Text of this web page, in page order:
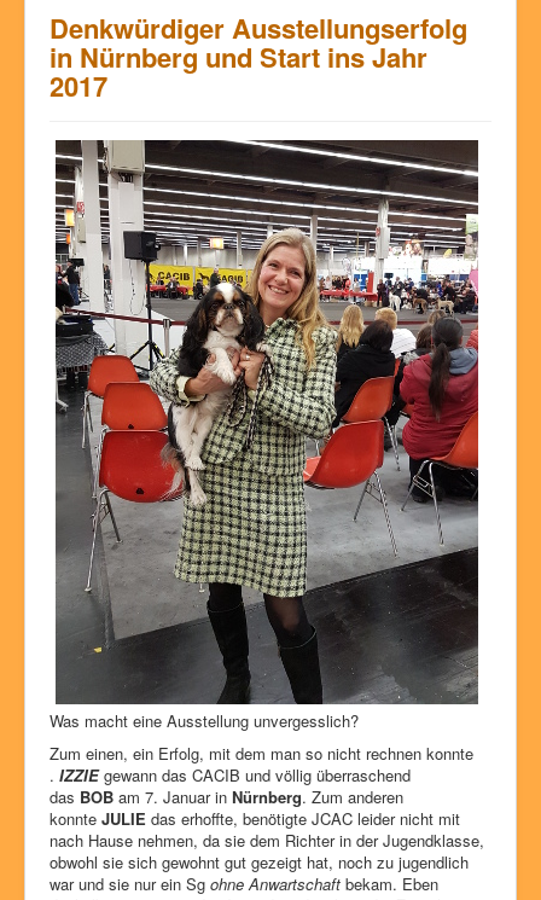
Denkwürdiger Ausstellungserfolg
in Nürnberg und Start ins Jahr
2017
Was macht eine Ausstellung unvergesslich?
Zum einen, ein Erfolg, mit dem man so nicht rechnen konnte
. IZZIEgewann das CACIB und völlig überraschend
das BOB am 7. Januar in Nürnberg. Zum anderen
konnte JULIE das erhoffte, benötigte JCAC leider nicht mit
nach Hause nehmen, da sie dem Richter in der Jugendklasse,
obwohl sie sich gewohnt gut gezeigt hat, noch zu jugendlich
war und sie nur ein Sg ohne Anwartschaft bekam. Eben